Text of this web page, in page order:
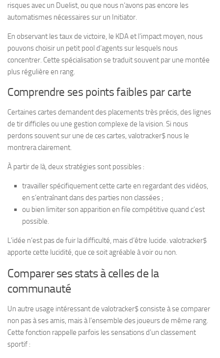
risques avec un Duelist, ou que nous n’avons pas encore les
automatismes nécessaires sur un Initiator.
En observant les taux de victoire, le KDA et l’impact moyen, nous
pouvons choisir un petit pool d’agents sur lesquels nous
concentrer. Cette spécialisation se traduit souvent par une montée
plus régulière en rang.
Comprendre ses points faibles par carte
Certaines cartes demandent des placements très précis, des lignes
de tir difficiles ou une gestion complexe de la vision. Si nous
perdons souvent sur une de ces cartes, valotracker$ nous le
montrera clairement.
À partir de là, deux stratégies sont possibles :
travailler spécifiquement cette carte en regardant des vidéos,
en s’entraînant dans des parties non classées ;
ou bien limiter son apparition en file compétitive quand c’est
possible.
L’idée n’est pas de fuir la difficulté, mais d’être lucide. valotracker$
apporte cette lucidité, que ce soit agréable à voir ou non.
Comparer ses stats à celles de la
communauté
Un autre usage intéressant de valotracker$ consiste à se comparer
non pas à ses amis, mais à l’ensemble des joueurs de même rang.
Cette fonction rappelle parfois les sensations d’un classement
sportif :